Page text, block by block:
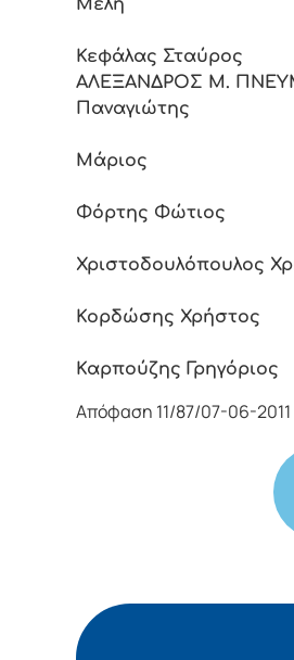
Μέλη
Κεφάλας Σταύρος
ΑΛΕΞΑΝΔΡΟΣ Μ.
Παναγιώτης
Μάριος
Φόρτης Φώτιος
Χριστοδουλόπουλος
Κορδώσης Χρήστος
Καρπούζης Γρηγόριος
Απόφαση 11/87/07-06-2011